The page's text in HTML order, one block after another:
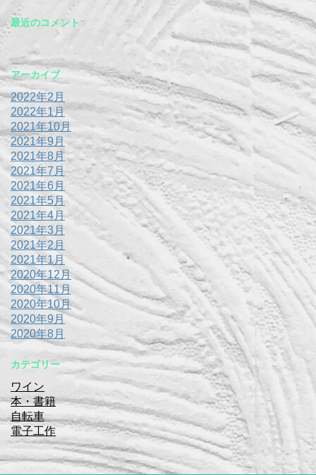
最近のコメント
アーカイブ
2022年2月
2022年1月
2021年10月
2021年9月
2021年8月
2021年7月
2021年6月
2021年5月
2021年4月
2021年3月
2021年2月
2021年1月
2020年12月
2020年11月
2020年10月
2020年9月
2020年8月
カテゴリー
ワイン
本・書籍
自転車
電子工作